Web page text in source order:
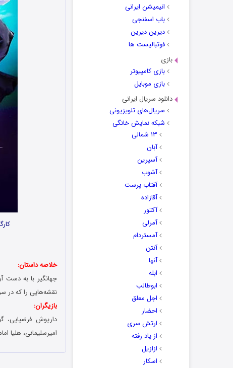
انیمیشن ایرانی
باب اسفنجی
دیرین دیرین
فوتبالیست ها
بازی
بازی کامپیوتر
بازی موبایل
دانلود سریال ایرانی
سریال‌های تلویزیونی
شبکه نمایش خانگی
۱۳ شمالی
آبان
آسپرین
آشوب
آفتاب پرست
آقازاده
آکتور
آمرلی
آمستردام
آنتن
آنها
ابله
ابوطالب
اجل معلق
احضار
ارتش سری
از یاد رفته
ازازیل
اسکار
خلاصه داستان:
جهانگیر با به دست
نقشه‌هایی را که در
بازیگران:
داریوش فرضیایی،
امیرسلیمانی، هلیا